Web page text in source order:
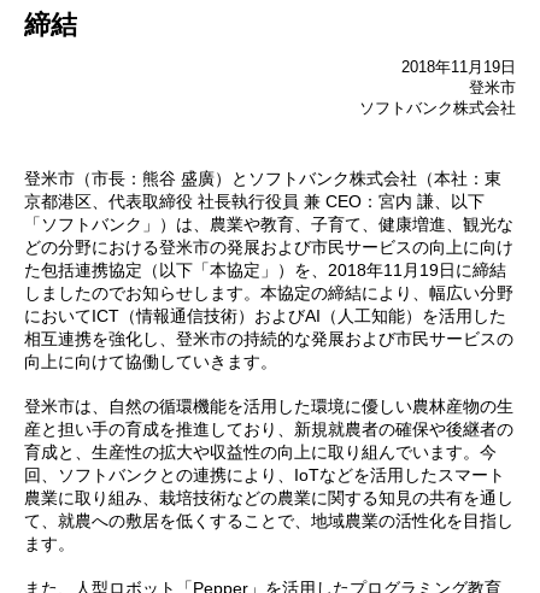
締結
2018年11月19日
登米市
ソフトバンク株式会社
登米市（市長：熊谷 盛廣）とソフトバンク株式会社（本社：東
京都港区、代表取締役 社長執行役員 兼 CEO：宮内 謙、以下
「ソフトバンク」）は、農業や教育、子育て、健康増進、観光な
どの分野における登米市の発展および市民サービスの向上に向け
た包括連携協定（以下「本協定」）を、2018年11月19日に締結
しましたのでお知らせします。本協定の締結により、幅広い分野
においてICT（情報通信技術）およびAI（人工知能）を活用した
相互連携を強化し、登米市の持続的な発展および市民サービスの
向上に向けて協働していきます。
登米市は、自然の循環機能を活用した環境に優しい農林産物の生
産と担い手の育成を推進しており、新規就農者の確保や後継者の
育成と、生産性の拡大や収益性の向上に取り組んでいます。今
回、ソフトバンクとの連携により、IoTなどを活用したスマート
農業に取り組み、栽培技術などの農業に関する知見の共有を通し
て、就農への敷居を低くすることで、地域農業の活性化を目指し
ます。
また、人型ロボット「Pepper」を活用したプログラミング教育